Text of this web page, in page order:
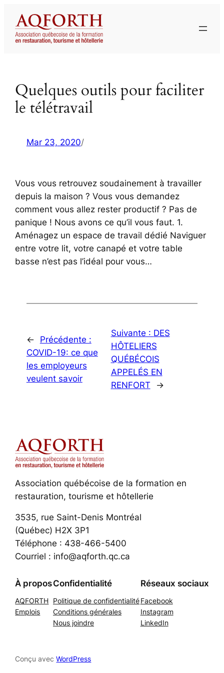
contenu
Quelques outils pour faciliter
le télétravail
Mar 23, 2020/
Vous vous retrouvez soudainement à travailler
depuis la maison ? Vous vous demandez
comment vous allez rester productif ? Pas de
panique ! Nous avons ce qu’il vous faut. 1.
Aménagez un espace de travail dédié Naviguer
entre votre lit, votre canapé et votre table
basse n’est pas l’idéal pour vous…
←
Précédente :
COVID-19: ce que
les employeurs
veulent savoir
Suivante : DES
HÔTELIERS
QUÉBÉCOIS
APPELÉS EN
RENFORT
→
Association québécoise de la formation en
restauration, tourisme et hôtellerie
3535, rue Saint-Denis Montréal
(Québec) H2X 3P1
Téléphone : 438-466-5400
Courriel : info@aqforth.qc.ca
À propos
AQFORTH
Emplois
Confidentialité
Politique de confidentialité
Conditions générales
Nous joindre
Réseaux sociaux
Facebook
Instagram
LinkedIn
Conçu avecWordPress